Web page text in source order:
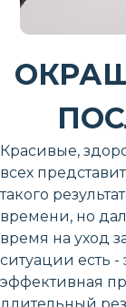
Красивые,
всех
такого
времени, но
время на уход
ситуации есть
эффективная